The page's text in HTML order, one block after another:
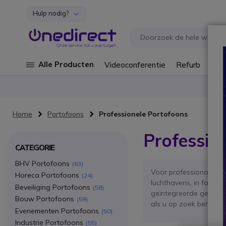
Ga naar de inhoud
Hulp nodig?
Alle Producten Videoconferentie Refurb
Home Portofoons Professionele Portofoons
Voor professionals
luchthavens, in
geïntegreerde
als u op zoek bent
CATEGORIE
BHV Portofoons 63
Horeca Portofoons 24
Beveiliging Portofoons 58
Bouw Portofoons 59
Evenementen Portofoons 50
Industrie Portofoons 55